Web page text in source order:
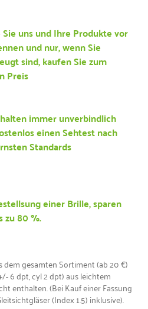
uns und Ihre Produkte vor
und nur, wenn Sie
sind, kaufen Sie zum
Preis
immer unverbindlich
einen Sehtest nach
Standards
einer Brille, sparen
zu 80 %.
dem gesamten Sortiment (ab 20 €)
6 dpt, cyl 2 dpt) aus leichtem
enthalten. (Bei Kauf einer Fassung
(Index 1.5) inklusive).